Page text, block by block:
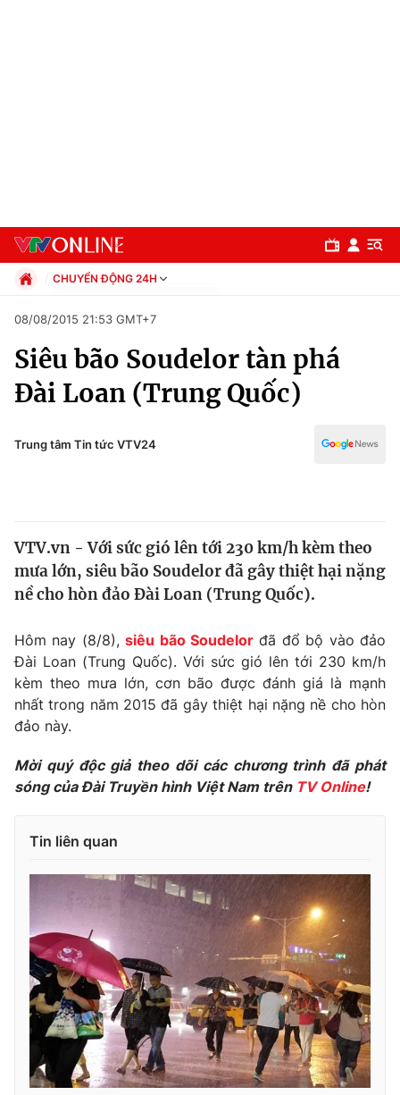
Chuyên mục
Chính trị
Xã hội
Y tế
Tin tức
Thế giới đó đây
Câu chuyện quốc tế
Kinh tế
Tài chính
Thị trường
Góc doanh nghiệp
Dữ liệu và đời sống
Truyền hình
Hậu trường
Nhân vật
Khán giả
Giải sao mai
Âm nhạc
Sao
Đời sống
Làm đẹp
Chất lượng cuộc sống
Giáo dục
Tuyển sinh
Học trực tuyến
Công nghệ
Hitech Công nghệ tương lai
Thị trường
Giao lưu trực tuyến
Lịch phát sóng
CHUYỂN ĐỘNG 24H
Xã hội
Pháp luật
Thể thao
Văn hóa - Giải trí
Giáo dục
08/08/2015 21:53 GMT+7
Siêu bão Soudelor tàn phá
Đài Loan (Trung Quốc)
Trung tâm Tin tức VTV24
VTV.vn - Với sức gió lên tới 230 km/h kèm theo
mưa lớn, siêu bão Soudelor đã gây thiệt hại nặng
nề cho hòn đảo Đài Loan (Trung Quốc).
Hôm nay (8/8),siêu bão Soudelor đã đổ bộ vào đảo
Đài Loan (Trung Quốc). Với sức gió lên tới 230 km/h
kèm theo mưa lớn, cơn bão được đánh giá là mạnh
nhất trong năm 2015 đã gây thiệt hại nặng nề cho hòn
đảo này.
Mời quý độc giả theo dõi các chương trình đã phát
sóng của Đài Truyền hình Việt Nam trên TV Online!
Tin liên quan